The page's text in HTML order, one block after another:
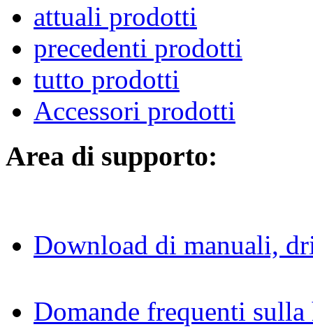
attuali prodotti
precedenti prodotti
tutto prodotti
Accessori prodotti
Area di supporto:
Download di manuali,
Domande frequenti